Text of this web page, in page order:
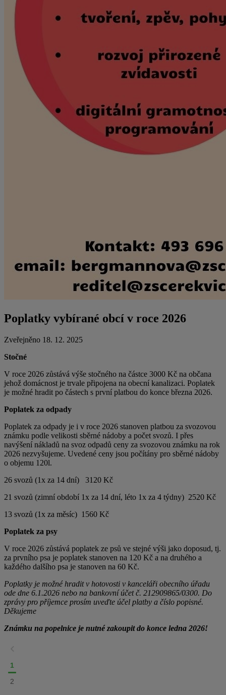
Poplatky vybírané obcí v roce 2026
Zveřejněno 18. 12. 2025
Stočné
V roce 2026 zůstává výše stočného na částce 3000 Kč na občana
jehož domácnost je trvale připojena na obecní kanalizaci. Poplatek
je možné hradit po částech s první platbou do konce března 2026.
Poplatek za odpady
Poplatek za odpady je i v roce 2026 stanoven platbou za svozovou
známku podle velikosti sběrné nádoby a počet svozů. I přes
navýšení nákladů na svoz odpadů ceny za svozovou známku na rok
2026 nezvyšujeme. Uvedené ceny jsou počítány pro sběrné nádoby
o objemu 120l.
26 svozů (1x za 14 dní) 3120 Kč
21 svozů (zimní období 1x za 14 dní, léto 1x za 4 týdny) 2520 Kč
13 svozů (1x za měsíc) 1560 Kč
Poplatek za psy
V roce 2026 zůstává poplatek ze psů ve stejné výši jako doposud, tj.
za prvního psa je poplatek stanoven na 120 Kč a na druhého a
každého dalšího psa je stanoven na 60 Kč.
Poplatky je možné hradit v hotovosti v kanceláři obecního úřadu
ode dne 6.1.2026 nebo na bankovní účet č. 212909865/0300. Do
zprávy pro příjemce prosím uveďte účel platby a číslo popisné.
Děkujeme
Známku na popelnice je nutné zakoupit do konce ledna 2026!
1
2